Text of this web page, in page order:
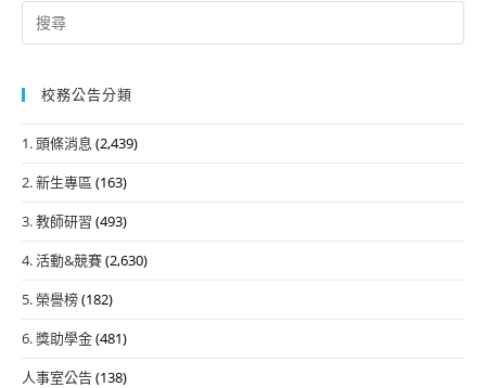
Search
for:
校務公告分類
1. 頭條消息 (2,439)
2. 新生專區 (163)
3. 教師研習 (493)
4. 活動&競賽(2,630)
5. 榮譽榜(182)
6. 獎助學金(481)
人事室公告(138)